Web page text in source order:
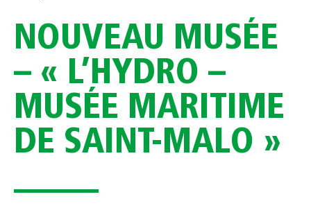
NOUVEAU MUSÉE
– « L’HYDRO –
MUSÉE MARITIME
DE SAINT-MALO »